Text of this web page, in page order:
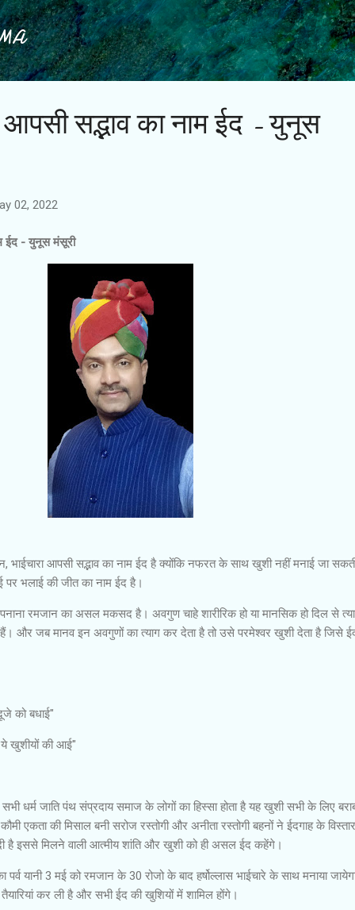
Skip to main content
सद्भाव का नाम ईद - युनूस
02, 2022
ईद - युनूस मंसूरी
भाईचारा आपसी सद्भाव का नाम ईद है क्योंकि नफरत के साथ खुशी नहीं मनाई जा
भलाई की जीत का नाम ईद है।
रमजान का असल मकसद है। अवगुण चाहे शारीरिक हो या मानसिक हो दिल से
हैं। और जब मानव इन अवगुणों का त्याग कर देता है तो उसे परमेश्वर खुशी देता है जिसे
को बधाई"
खुशीयों की आई"
धर्म जाति पंथ संप्रदाय समाज के लोगों का हिस्सा होता है यह खुशी सभी के लिए
एकता की मिसाल बनी सरोज रस्तोगी और अनीता रस्तोगी बहनों ने ईदगाह के
है इससे मिलने वाली आत्मीय शांति और खुशी को ही असल ईद कहेंगे।
यानी 3 मई को रमजान के 30 रोजो के बाद हर्षोल्लास भाईचारे के साथ मनाया
कर ली है और सभी ईद की खुशियों में शामिल होंगे।